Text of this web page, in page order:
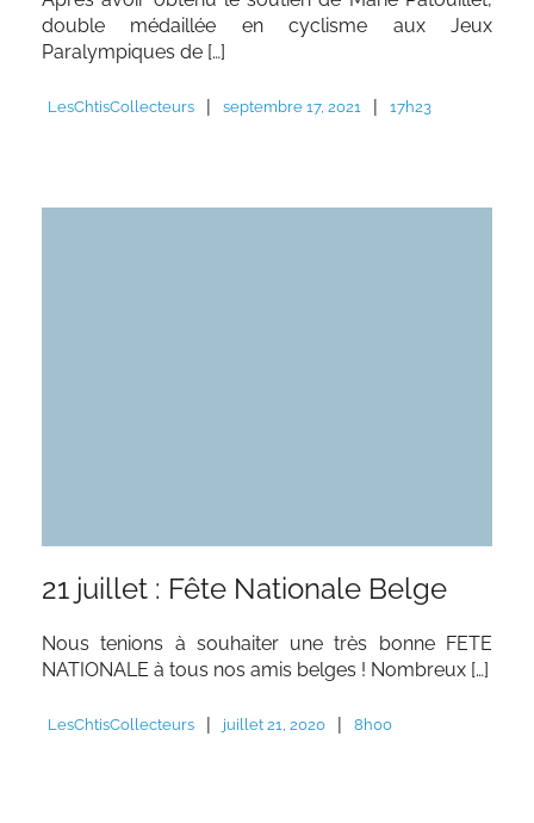
double médaillée en cyclisme aux Jeux
Paralympiques de […]
LesChtisCollecteurs | septembre 17, 2021 | 17h23
21 juillet : Fête Nationale Belge
Nous tenions à souhaiter une très bonne FETE
NATIONALE à tous nos amis belges ! Nombreux […]
LesChtisCollecteurs | juillet 21, 2020 | 8h00